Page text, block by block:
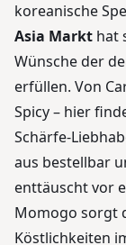
koreanische
Asia Markt hat
Wünsche der
erfüllen. Von
Spicy – hier
Schärfe-
aus bestellbar
enttäuscht vor
Momogo sorgt
Köstlichkeiten